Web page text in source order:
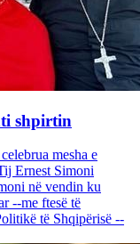
shpirtin
mesha e
Ernest Simoni
në vendin ku
--me ftesë të
të Shqipërisë --